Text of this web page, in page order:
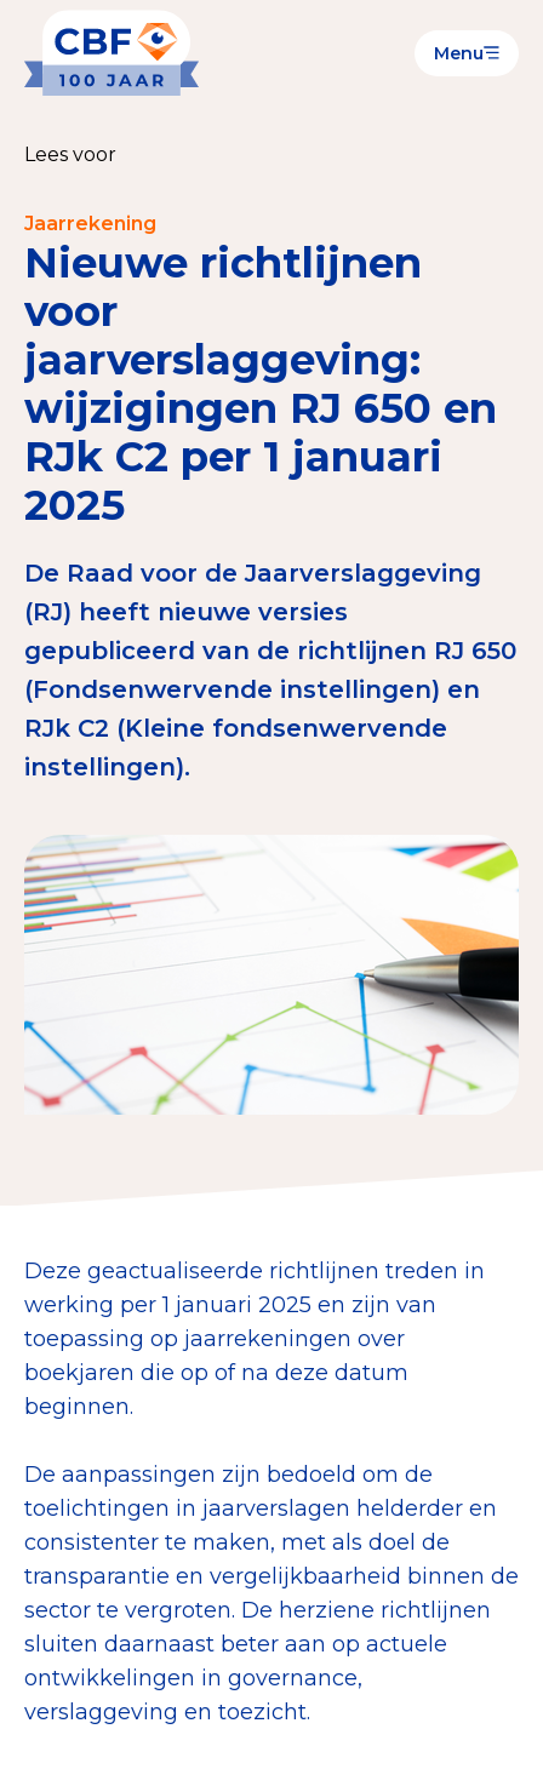
Menu
Goede Doelen
CBF-Erkenning aanvragen
Publiek
Veilig geven met het CBF-keurmerk
Check het CBF-keurmerk van een goed doel
Download de Geef Gerust Checklist
Tips bij doneren: zo geef je veilig
Data & Onderzoek
Betrouwbare data over goede doelen
CBF-publicaties
State of the Sector
Het Nederlandse Donateurspanel
Contact & Signalen
Check keurmerk goede doelen
Collecterooster/wervingrooster
Over het CBF
Veelgestelde vragen
Register Erkende Donatieplatformen
Lees voor
Jaarrekening
Nieuwe richtlijnen
voor
jaarverslaggeving:
wijzigingen RJ 650 en
RJk C2 per 1 januari
2025
De Raad voor de Jaarverslaggeving
(RJ) heeft nieuwe versies
gepubliceerd van de richtlijnen RJ 650
(Fondsenwervende instellingen) en
RJk C2 (Kleine fondsenwervende
instellingen).
Deze geactualiseerde richtlijnen treden in
werking per 1 januari 2025 en zijn van
toepassing op jaarrekeningen over
boekjaren die op of na deze datum
beginnen.
De aanpassingen zijn bedoeld om de
toelichtingen in jaarverslagen helderder en
consistenter te maken, met als doel de
transparantie en vergelijkbaarheid binnen de
sector te vergroten. De herziene richtlijnen
sluiten daarnaast beter aan op actuele
ontwikkelingen in governance,
verslaggeving en toezicht.